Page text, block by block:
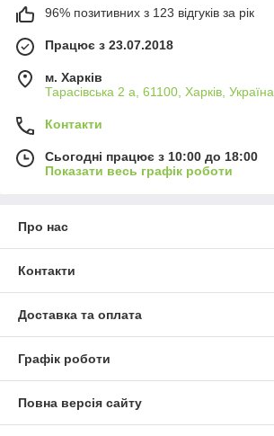
96% позитивних з 123 відгуків за рік
Працює з 23.07.2018
м. Харків
Тарасівська 2 а, 61100, Харків, Україна
Контакти
Сьогодні працює з 10:00 до 18:00
Показати весь графік роботи
Про нас
Контакти
Доставка та оплата
Графік роботи
Повна версія сайту